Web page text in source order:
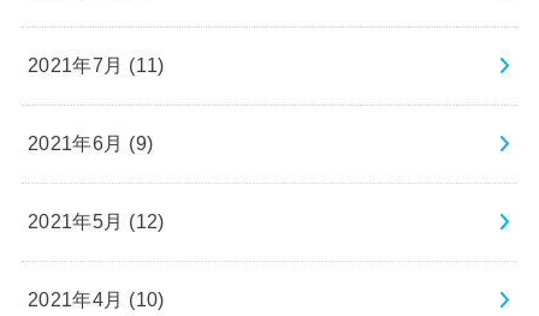
2021年7月 (11)
2021年6月 (9)
2021年5月 (12)
2021年4月 (10)